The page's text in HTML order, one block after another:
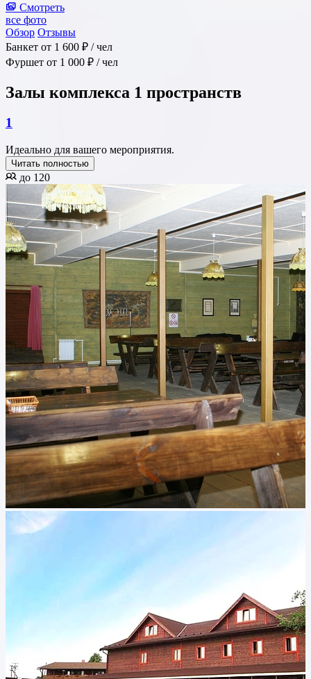
Смотреть
все фото
Обзор Отзывы
Банкет от 1 600 ₽ / чел
Фуршет от 1 000 ₽ / чел
Залы комплекса 1 пространств
1
Идеально для вашего мероприятия.
Читать полностью
до 120